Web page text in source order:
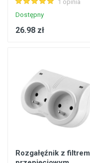
1 opinia
Dostępny
26.98 zł
Rozgałęźnik z filtrem